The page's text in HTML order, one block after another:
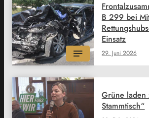
29. Juni 2026
B 299 bei
Einsatz
Grüne laden
Stammtisch“